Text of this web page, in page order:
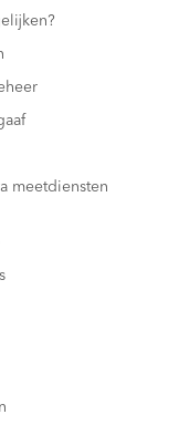
meetdiensten